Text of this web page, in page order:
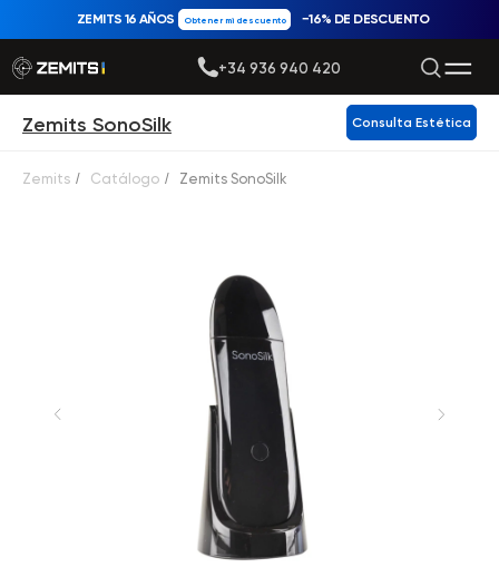
Obtener mi descuento
ZEMITS 16 AÑOS −16% DE DESCUENTO
+34 936 940 420
Zemits SonoSilk Consulta Estética
Zemits / Catálogo / Zemits SonoSilk